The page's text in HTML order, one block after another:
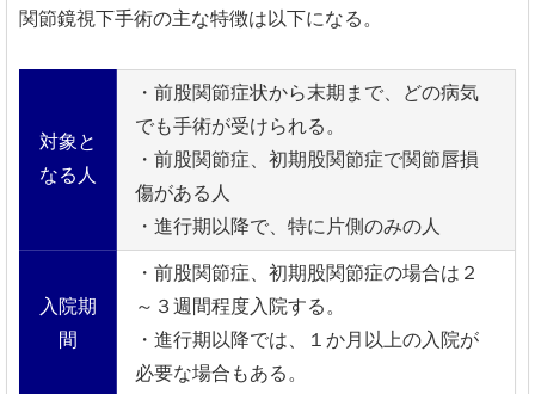
関節鏡視下手術の主な特徴は以下になる。
対象と
なる人
・前股関節症状から末期まで、どの病気
でも手術が受けられる。
・前股関節症、初期股関節症で関節唇損
傷がある人
・進行期以降で、特に片側のみの人
入院期
間
・前股関節症、初期股関節症の場合は２
～３週間程度入院する。
・進行期以降では、１か月以上の入院が
必要な場合もある。